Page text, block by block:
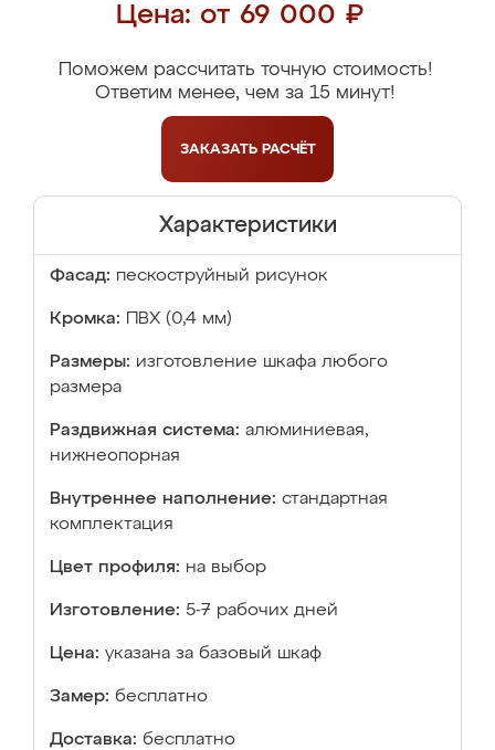
Цена: от 69 000 ₽
Поможем рассчитать точную стоимость!
Ответим менее, чем за 15 минут!
ЗАКАЗАТЬ РАСЧЁТ
Характеристики
Фасад: пескоструйный рисунок
Кромка: ПВХ (0,4 мм)
Размеры: изготовление шкафа любого
размера
Раздвижная система: алюминиевая,
нижнеопорная
Внутреннее наполнение: стандартная
комплектация
Цвет профиля: на выбор
Изготовление: 5-7 рабочих дней
Цена: указана за базовый шкаф
Замер: бесплатно
Доставка: бесплатно